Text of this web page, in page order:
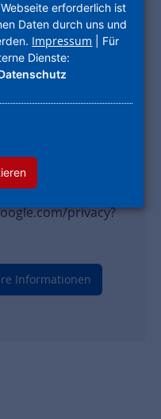
Schutz der
Wir verwenden
sodass seitens
der Videos keine
LLC ist eine
Inc., 1600
View, CA 94043-
Informationen
von
privacy?
Informationen
erforderlich ist
Daten durch uns und
Impressum | Für
Dienste: